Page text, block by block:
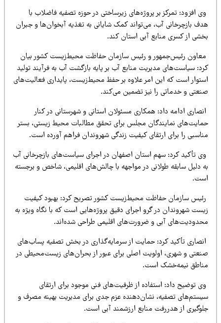
افزود: تمرکز بر پروژه‌های زیرساختی در حوزه تصفیه فاضلاب با
بازچرخانی آب، می‌تواند کمک شایانی به تغذیه آبخوان‌ها و جبران
از کسری منابع آبی استان کند.
رئیس‌جمهور و رئیس سازمان حفاظت محیط‌زیست کشور بیان
سیاست‌های مدیریت منابع آب بر پایه بازگشت آب به فرآیند تولید
است که این امر علاوه بر حفظ محیط‌زیست، پایداری فعالیت‌های
و خدماتی را نیز تضمین می‌کند.
ادامه داد: همکاری مسئولان استانی و شهرستانی در کنار
نمایندگان مجلس برای تحقق مطالبات محیط زیستی، بستر
را برای ارتقای کیفیت زندگی شهروندان فراهم آورده است.
تأکید کرد: سهم استان اصفهان در اجرای سیاست‌های بازچرخانی آب
دلیل سابقه طولانی در مواجهه با چالش‌های اقلیمی، شاخص و برجسته
سازمان حفاظت محیط‌زیست کشور تصریح کرد: بهبود کیفیت
شهروندان در گرو اجرای دقیق پروژه‌هایی است که با نگاه ویژه به
آبی و ضرورت‌های اقلیمی طراحی شده‌اند.
تأکید کرد: حمایت از سرمایه‌گذاری در بخش تصفیه پساب‌های
و شهری، اولویت اصلی برای عبور از بحران‌های زیست‌محیطی در
نیمه‌خشک است.
توضیح داد: استفاده از ظرفیت‌های فنی موجود برای ارتقای
تصفیه، نشان‌دهنده عزم جدی برای مدیریت بهینه مصرف و
از هدررفت منابع ارزشمند آبی است.